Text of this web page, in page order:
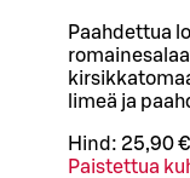
Paahdettua
limeä ja
Hind: 25,90 €
Paistettua